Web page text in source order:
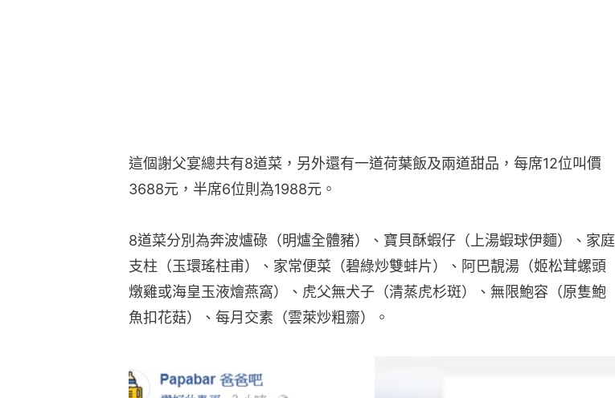
這個謝父宴總共有8道菜，另外還有一道荷葉飯及兩道甜品，每席12位叫價
3688元，半席6位則為1988元。
8道菜分別為奔波爐碌（明爐全體豬）、寶貝酥蝦仔（上湯蝦球伊麵）、家庭
支柱（玉環瑤柱甫）、家常便菜（碧綠炒雙蚌片）、阿巴靚湯（姬松茸螺頭
燉雞或海皇玉液燴燕窩）、虎父無犬子（清蒸虎杉斑）、無限鮑容（原隻鮑
魚扣花菇）、每月交素（雲萊炒粗齋）。